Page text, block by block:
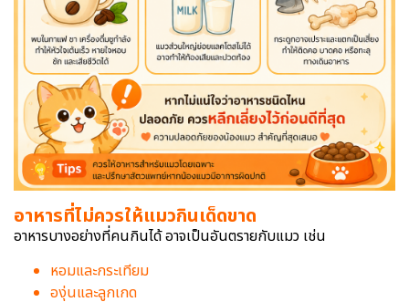
อาหารที่ไม่ควรให้แมวกินเด็ดขาด
อาหารบางอย่างที่คนกินได้ อาจเป็นอันตรายกับแมว เช่น
หอมและกระเทียม
องุ่นและลูกเกด